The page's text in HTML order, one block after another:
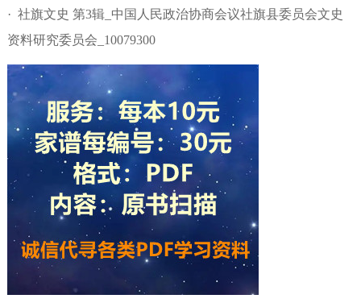
· 社旗文史 第3辑_中国人民政治协商会议社旗县委员会文史
资料研究委员会_10079300